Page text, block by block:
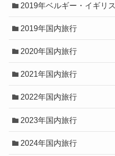
2019年ベルギー・イギリス
2019年国内旅行
2020年国内旅行
2021年国内旅行
2022年国内旅行
2023年国内旅行
2024年国内旅行